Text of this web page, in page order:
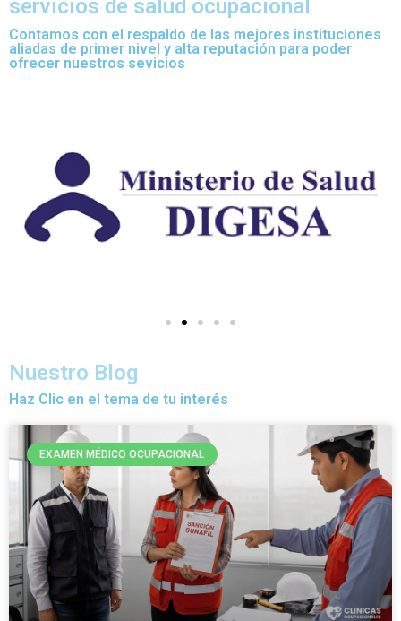
servicios de salud ocupacional
Contamos con el respaldo de las mejores instituciones
aliadas de primer nivel y alta reputación para poder
ofrecer nuestros sevicios
Nuestro Blog
Haz Clic en el tema de tu interés
EXAMEN MÉDICO OCUPACIONAL